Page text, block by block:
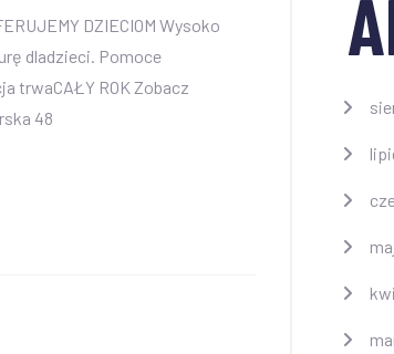
DZIECIOM Wysoko
dladzieci. Pomoce
trwaCAŁY ROK Zobacz
48